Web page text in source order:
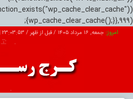
{wp_cache_clear_cache();}},999);
امروز: جمعه, ۱۶ مرداد ۱۴۰۵ / قبل از ظهر / 23:03:54
|